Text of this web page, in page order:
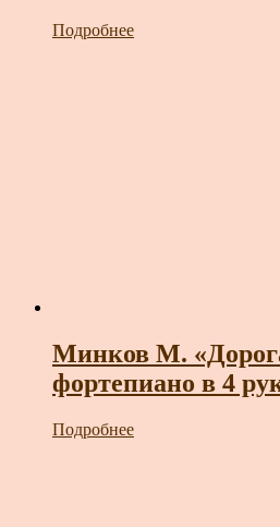
Подробнее
Минков М.
фортепиано в 4
Подробнее